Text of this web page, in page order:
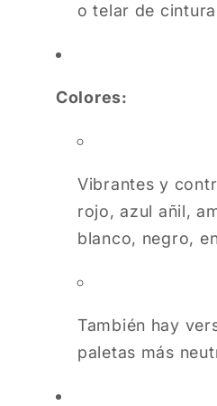
o telar de
Colores:
Vibrantes y
rojo, azul añil,
blanco, negro,
También hay
paletas más